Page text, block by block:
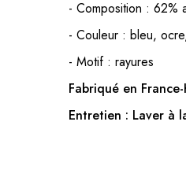
- Composition : 62%
- Couleur : bleu,
- Motif : rayures
Fabriqué en
Entretien : Laver à